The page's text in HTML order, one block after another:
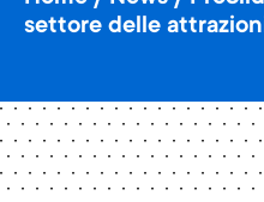
settore delle